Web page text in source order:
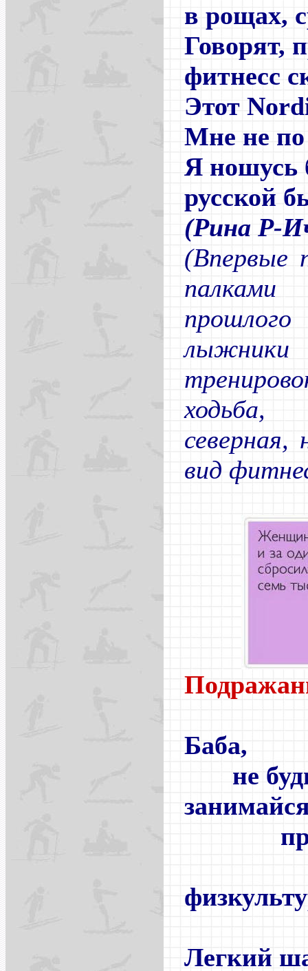
в рощах,
Говорят,
фитнесс
Этот
Мне не
Я ношусь
русской
(Рина Р-
(Впервые
ходьба,
северная,
вид
Баба,
не
Легкий